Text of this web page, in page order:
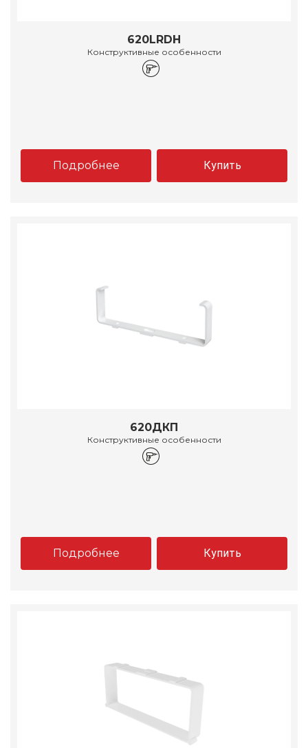
620LRDH
Конструктивные особенности
Подробнее Купить
620ДКП
Конструктивные особенности
Подробнее Купить